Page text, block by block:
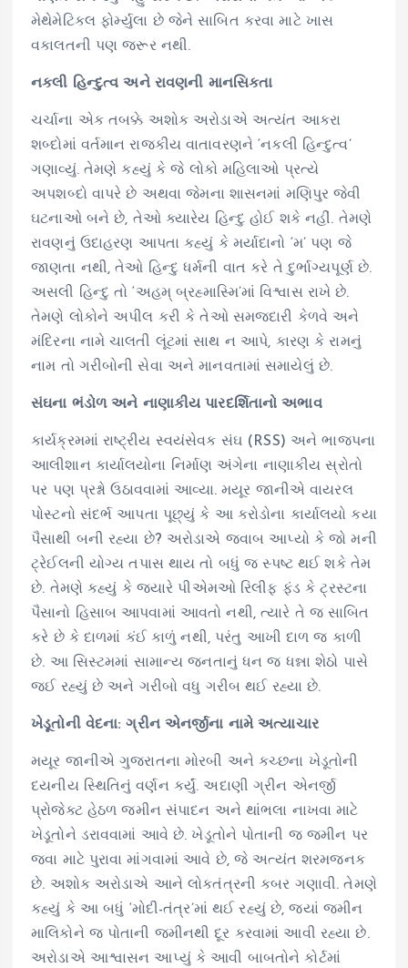
મેથેમેટિકલ ફોર્મ્યુલા છે જેને સાબિત કરવા માટે ખાસ
વકાલતની પણ જરૂર નથી.
નકલી હિન્દુત્વ અને રાવણની માનસિકતા
ચર્ચાના એક તબક્કે અશોક અરોડાએ અત્યંત આકરા
શબ્દોમાં વર્તમાન રાજકીય વાતાવરણને ‘નકલી હિન્દુત્વ’
ગણાવ્યું. તેમણે કહ્યું કે જે લોકો મહિલાઓ પ્રત્યે
અપશબ્દો વાપરે છે અથવા જેમના શાસનમાં મણિપુર જેવી
ઘટનાઓ બને છે, તેઓ ક્યારેય હિન્દુ હોઈ શકે નહીં. તેમણે
રાવણનું ઉદાહરણ આપતા કહ્યું કે મર્યાદાનો ‘મ’ પણ જે
જાણતા નથી, તેઓ હિન્દુ ધર્મની વાત કરે તે દુર્ભાગ્યપૂર્ણ છે.
અસલી હિન્દુ તો ‘અહમ્ બ્રહ્માસ્મિ’માં વિશ્વાસ રાખે છે.
તેમણે લોકોને અપીલ કરી કે તેઓ સમજદારી કેળવે અને
મંદિરના નામે ચાલતી લૂંટમાં સાથ ન આપે, કારણ કે રામનું
નામ તો ગરીબોની સેવા અને માનવતામાં સમાયેલું છે.
સંઘના ભંડોળ અને નાણાકીય પારદર્શિતાનો અભાવ
કાર્યક્રમમાં રાષ્ટ્રીય સ્વયંસેવક સંઘ (RSS) અને ભાજપના
આલીશાન કાર્યાલયોના નિર્માણ અંગેના નાણાકીય સ્રોતો
પર પણ પ્રશ્નો ઉઠાવવામાં આવ્યા. મયૂર જાનીએ વાયરલ
પોસ્ટનો સંદર્ભ આપતા પૂછ્યું કે આ કરોડોના કાર્યાલયો કયા
પૈસાથી બની રહ્યા છે? અરોડાએ જવાબ આપ્યો કે જો મની
ટ્રેઈલની યોગ્ય તપાસ થાય તો બધું જ સ્પષ્ટ થઈ શકે તેમ
છે. તેમણે કહ્યું કે જ્યારે પીએમઓ રિલીફ ફંડ કે ટ્રસ્ટના
પૈસાનો હિસાબ આપવામાં આવતો નથી, ત્યારે તે જ સાબિત
કરે છે કે દાળમાં કંઈ કાળું નથી, પરંતુ આખી દાળ જ કાળી
છે. આ સિસ્ટમમાં સામાન્ય જનતાનું ધન જ ધન્ના શેઠો પાસે
જઈ રહ્યું છે અને ગરીબો વધુ ગરીબ થઈ રહ્યા છે.
ખેડૂતોની વેદના: ગ્રીન એનર્જીના નામે અત્યાચાર
મયૂર જાનીએ ગુજરાતના મોરબી અને કચ્છના ખેડૂતોની
દયનીય સ્થિતિનું વર્ણન કર્યું. અદાણી ગ્રીન એનર્જી
પ્રોજેક્ટ હેઠળ જમીન સંપાદન અને થાંભલા નાખવા માટે
ખેડૂતોને ડરાવવામાં આવે છે. ખેડૂતોને પોતાની જ જમીન પર
જવા માટે પુરાવા માંગવામાં આવે છે, જે અત્યંત શરમજનક
છે. અશોક અરોડાએ આને લોકતંત્રની કબર ગણાવી. તેમણે
કહ્યું કે આ બધું ‘મોદી-તંત્ર’માં થઈ રહ્યું છે, જ્યાં જમીન
માલિકોને જ પોતાની જમીનથી દૂર કરવામાં આવી રહ્યા છે.
અરોડાએ આશ્વાસન આપ્યું કે આવી બાબતોને કોર્ટમાં